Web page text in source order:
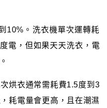
10%。洗衣機單次運轉耗
電，但如果天天洗衣，電
烘衣通常需耗費1.5度到3
耗電量會更高，且在潮濕